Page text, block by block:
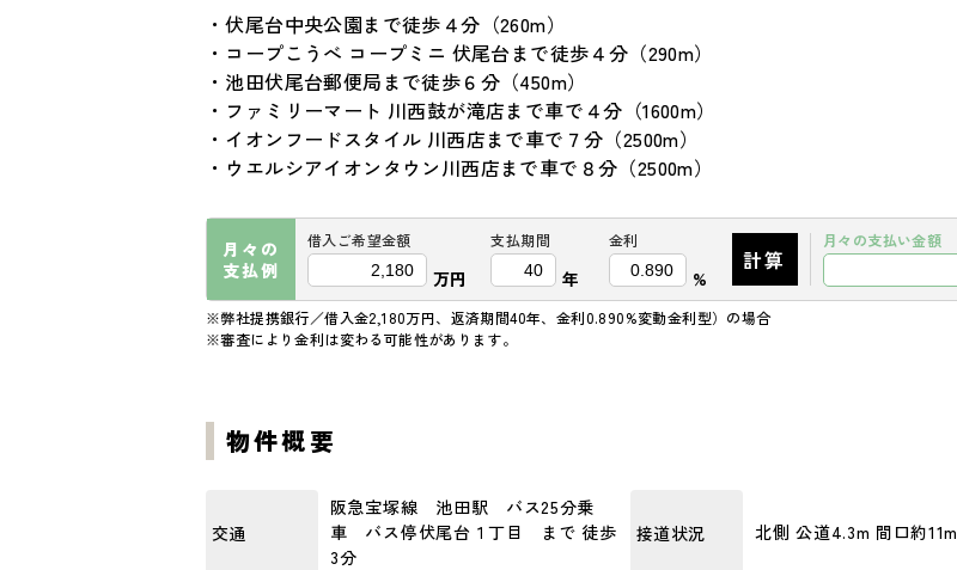
・伏尾台中央公園まで徒歩４分（260m）
・コープこうべ コープミニ 伏尾台まで徒歩４分（290m）
・池田伏尾台郵便局まで徒歩６分（450m）
・ファミリーマート 川西鼓が滝店まで車で４分（1600m）
・イオンフードスタイル 川西店まで車で７分（2500m）
・ウエルシアイオンタウン川西店まで車で８分（2500m）
月々の
支払例
借入ご希望金額
万円
支払期間
年
金利
%
計算
月々の支払い金額
※弊社提携銀行／借入金2,180万円、返済期間40年、金利0.890%変動金利型）の場合
※審査により金利は変わる可能性があります。
物件概要
交通
阪急宝塚線 池田駅 バス25分乗
車 バス停伏尾台１丁目 まで 徒歩
3分
接道状況 北側 公道4.3m 間口約11m